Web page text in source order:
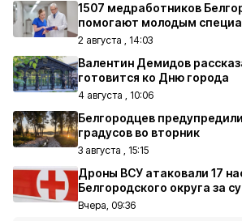
1507 медработников
помогают молодым
2 августа , 14:03
Валентин Демидов
готовится ко Дню города
4 августа , 10:06
Белгородцев
градусов во вторник
3 августа , 15:15
Дроны ВСУ атаковали 17
Белгородского округа за
Вчера, 09:36